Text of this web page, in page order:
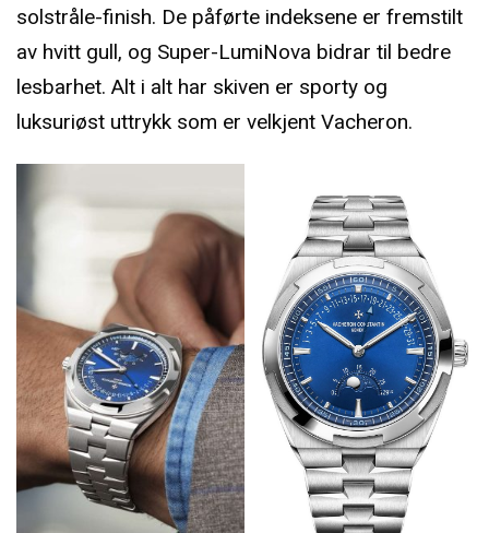
solstråle-finish. De påførte indeksene er fremstilt
av hvitt gull, og Super-LumiNova bidrar til bedre
lesbarhet. Alt i alt har skiven er sporty og
luksuriøst uttrykk som er velkjent Vacheron.